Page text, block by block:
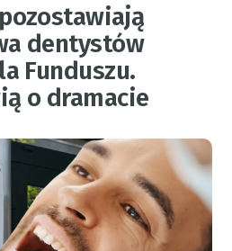
dentystów
Funduszu.
o dramacie